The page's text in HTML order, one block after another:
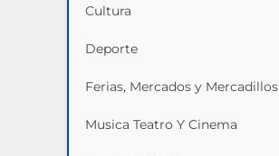
Cultura
Deporte
Ferias, Mercados y Mercadillos
Musica Teatro Y Cinema